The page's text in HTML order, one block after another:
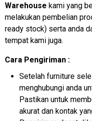
Warehouse kami yang
melakukan pembelian
ready stock) serta anda
tempat kami juga.
Cara Pengiriman :
Setelah furniture
menghubungi anda
Pastikan untuk
akurat dan kontak